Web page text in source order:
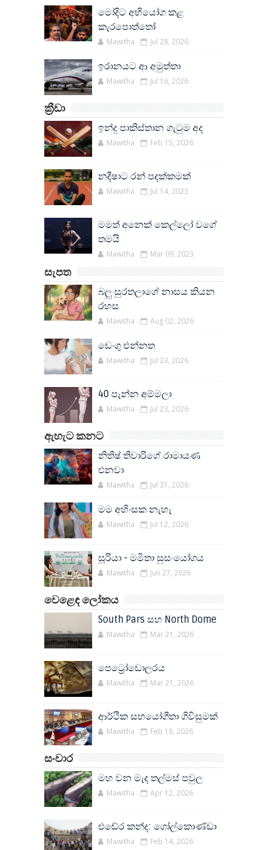
මෝදිට අභියෝග කළ
කැරපොත්තෝ
Mawitha Jul 28, 2026
ඉරානයට ආ අමුත්තා
Mawitha Jul 16, 2026
ක්‍රීඩා
ඉන්දු පාකිස්තාන ගැටුම අද
Mawitha Feb 15, 2026
නදීෂාට රන් පදක්කමක්
Mawitha Jul 14, 2023
මමත් අනෙක් කෙල්ලෝ වගේ
තමයි
Mawitha Mar 09, 2023
සැපත
බලු සුරතලාගේ නාසය කියන
රහස
Mawitha Aug 02, 2026
ඩෙංගු එන්නත
Mawitha Jul 23, 2026
40 පැන්න අම්මලා
Mawitha Jul 23, 2026
ඇහැට කනට
නිතිෂ් තිවාරිගේ රාමායණ
එනවා
Mawitha Jul 31, 2026
මම අහිංසක නැහැ
Mawitha Jul 12, 2026
සූරියා - මමිතා සුසංයෝගය
Mawitha Jun 27, 2026
වෙළෙඳ ලෝකය
South Pars සහ North Dome
Mawitha Mar 21, 2026
පෙට්‍රෝඩොලරය
Mawitha Mar 21, 2026
ආර්ථික සහයෝගීතා ගිවිසුමක්
Mawitha Feb 18, 2026
සංචාර
මහ වන මැද තල්මස් පවුල
Mawitha Apr 12, 2026
එඬේර කන්ද: ගෝල්කොණ්ඩා
Mawitha Feb 14, 2026